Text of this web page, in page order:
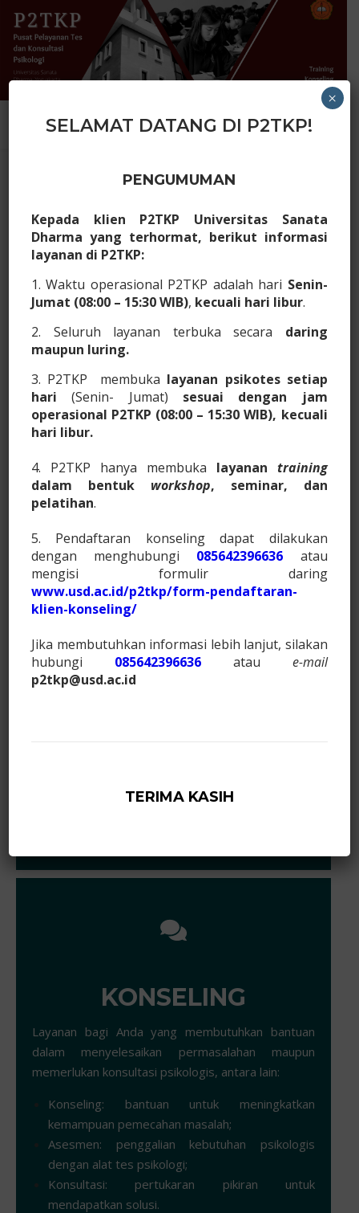
LAYANAN KAMI
TESTING
instansi dengan beragam tujuan, antara lain:
Perusahaan: seleksi, promosi, pengangkatan
Pengetesan di dalam dan luar DIY.
KONSELING
Layanan bagi Anda yang membutuhkan bantuan
dalam menyelesaikan permasalahan maupun
memerlukan konsultasi psikologis, antara lain:
Konseling: bantuan untuk meningkatkan
kemampuan pemecahan masalah;
Asesmen: penggalian kebutuhan psikologis
dengan alat tes psikologi;
Konsultasi: pertukaran pikiran untuk
mendapatkan solusi.
SELAMAT DATANG DI P2TKP!
PENGUMUMAN
Kepada klien P2TKP Universitas Sanata
Dharma yang terhormat, berikut informasi
layanan di P2TKP:
1. Waktu operasional P2TKP adalah hari Senin-
Jumat (08:00 – 15:30 WIB), kecuali hari libur.
2. Seluruh layanan terbuka secara daring
maupun luring.
3. P2TKP membuka layanan psikotes setiap
hari (Senin- Jumat) sesuai dengan jam
operasional P2TKP (08:00 – 15:30 WIB), kecuali
hari libur.
4. P2TKP hanya membuka layanan training
dalam bentuk workshop, seminar, dan
pelatihan.
5. Pendaftaran konseling dapat dilakukan
dengan menghubungi 085642396636 atau
mengisi formulir daring
www.usd.ac.id/p2tkp/form-pendaftaran-
klien-konseling/
Jika membutuhkan informasi lebih lanjut, silakan
hubungi 085642396636atau e-mail
p2tkp@usd.ac.id
TERIMA KASIH
×